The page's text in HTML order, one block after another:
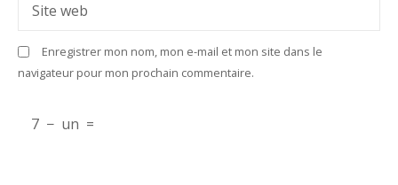
t
i
Site web
Enregistrer mon nom, mon e-mail et mon site dans le
navigateur pour mon prochain commentaire.
7 − un =